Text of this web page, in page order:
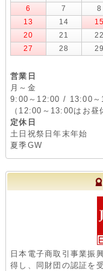
6 7 8
13
14 15
20
21 22
27
28 29
営業日
月～金
9:00～12:00 / 13:00～
（12:00～13:00はお昼
定休日
土日祝祭日年末年始
夏季GW
日本電子商取引事業振
得し、同財団の認証を